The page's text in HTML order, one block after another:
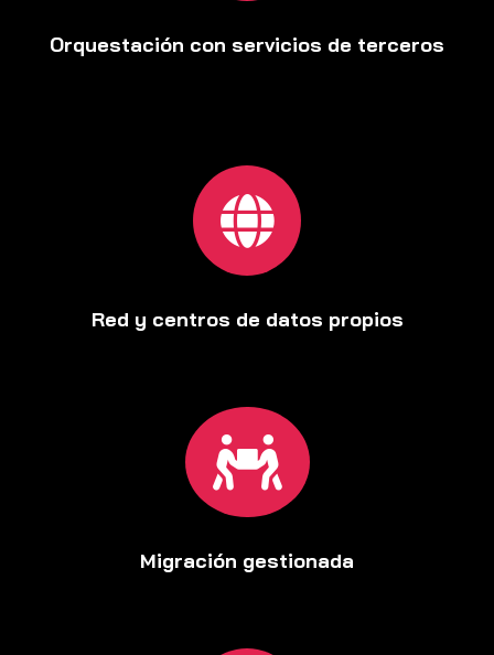
Orquestación con servicios de terceros

Red y centros de datos propios

Migración gestionada